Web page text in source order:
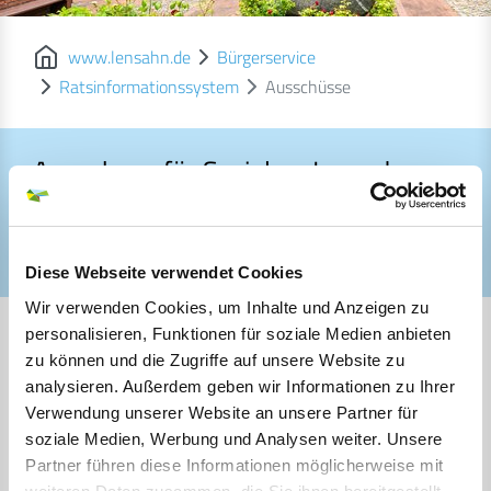
Diese Webseite verwendet Cookies
Wir verwenden Cookies, um Inhalte und Anzeigen zu
personalisieren, Funktionen für soziale Medien anbieten
zu können und die Zugriffe auf unsere Website zu
analysieren. Außerdem geben wir Informationen zu Ihrer
Verwendung unserer Website an unsere Partner für
soziale Medien, Werbung und Analysen weiter. Unsere
Partner führen diese Informationen möglicherweise mit
www.lensahn.de
Bürgerservice
Ratsinformationssystem
Ausschüsse
Ausschuss für Soziales, Jugend,
Sport und Kultur Harmsdorf
Ausschuss für Soziales, Jugend, Sport und Kultur Harmsdorf
Ausschuss für Soziales, Jugend, Sport
und Kultur Harmsdorf(Ausschüsse
Harmsdorf)